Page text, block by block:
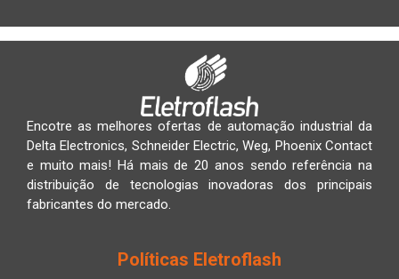
Encotre as melhores ofertas de automação industrial da
Delta Electronics, Schneider Electric, Weg, Phoenix Contact
e muito mais! Há mais de 20 anos sendo referência na
distribuição de tecnologias inovadoras dos principais
fabricantes do mercado.
Políticas Eletroflash